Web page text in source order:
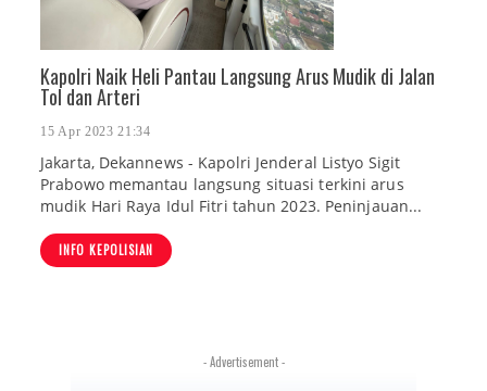
Kapolri Naik Heli Pantau Langsung Arus Mudik di Jalan
Tol dan Arteri
15 Apr 2023 21:34
Jakarta, Dekannews - Kapolri Jenderal Listyo Sigit
Prabowo memantau langsung situasi terkini arus
mudik Hari Raya Idul Fitri tahun 2023. Peninjauan...
INFO KEPOLISIAN
- Advertisement -